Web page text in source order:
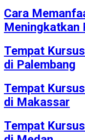
Cara
Meningkatkan
Tempat
di Palembang
Tempat
di Makassar
Tempat